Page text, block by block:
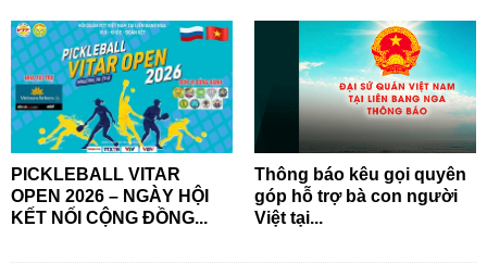
PICKLEBALL VITAR
OPEN 2026 – NGÀY HỘI
KẾT NỐI CỘNG ĐỒNG...
Thông báo kêu gọi quyên
góp hỗ trợ bà con người
Việt tại...